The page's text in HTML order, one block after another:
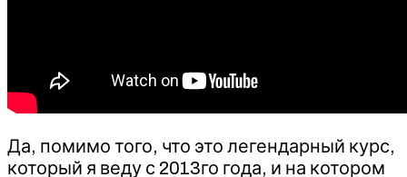
Да, помимо того, что это легендарный курс,
который я веду с 2013го года, и на котором